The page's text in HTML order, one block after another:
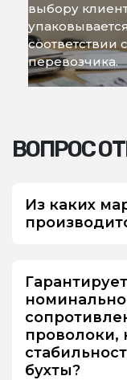
выбору
соответствии
перевозчика.
ВОПРОС
Из каких
проволоки,
бухты?